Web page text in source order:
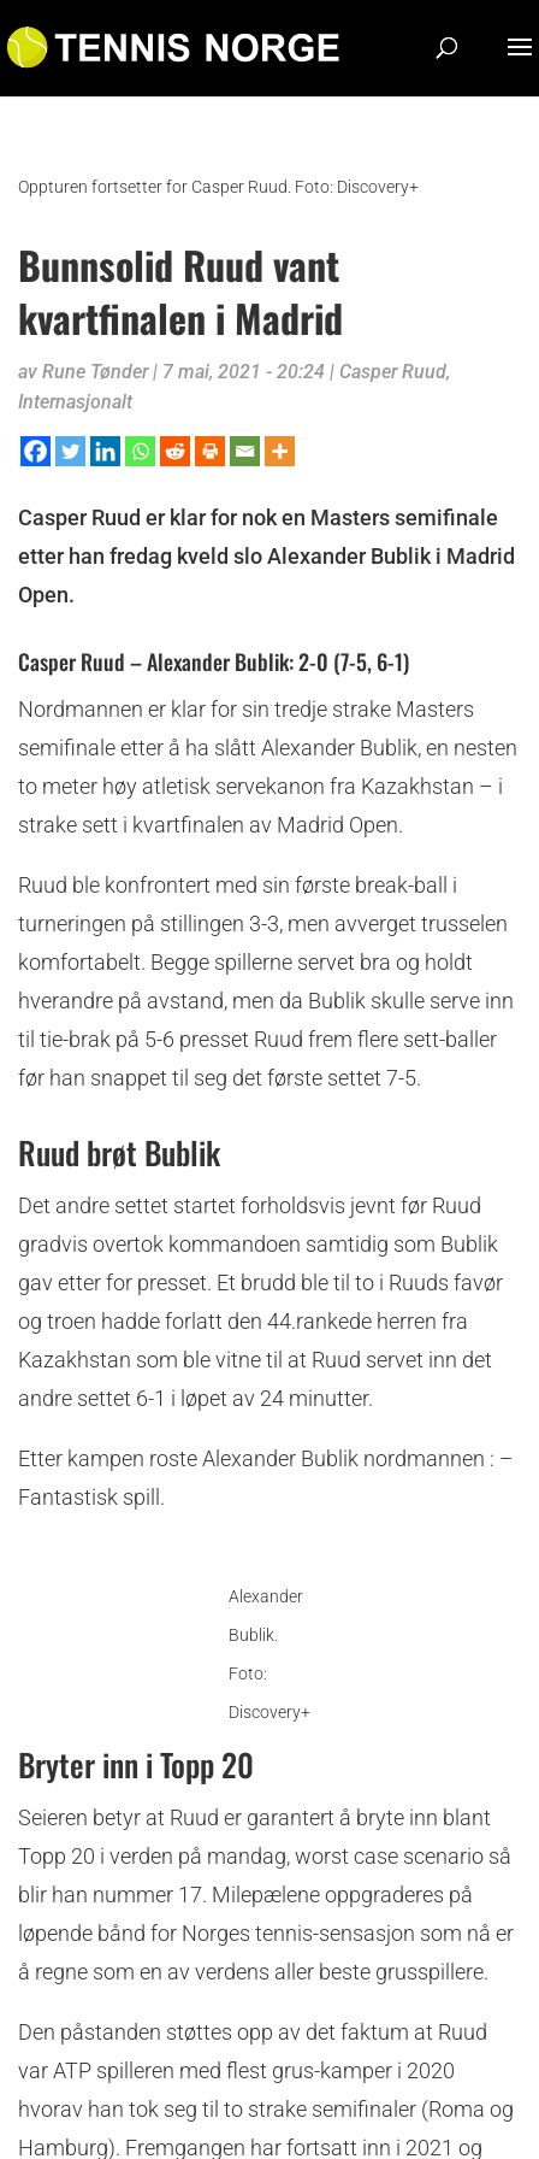
Oppturen fortsetter for Casper Ruud. Foto: Discovery+
Bunnsolid Ruud vant
kvartfinalen i Madrid
av Rune Tønder| 7 mai, 2021 - 20:24 | Casper Ruud,
Internasjonalt
Casper Ruud er klar for nok en Masters semifinale
etter han fredag kveld slo Alexander Bublik i Madrid
Open.
Casper Ruud – Alexander Bublik: 2-0 (7-5, 6-1)
Nordmannen er klar for sin tredje strake Masters
semifinale etter å ha slått Alexander Bublik, en nesten
to meter høy atletisk servekanon fra Kazakhstan – i
strake sett i kvartfinalen av Madrid Open.
Ruud ble konfrontert med sin første break-ball i
turneringen på stillingen 3-3, men avverget trusselen
komfortabelt. Begge spillerne servet bra og holdt
hverandre på avstand, men da Bublik skulle serve inn
til tie-brak på 5-6 presset Ruud frem flere sett-baller
før han snappet til seg det første settet 7-5.
Ruud brøt Bublik
Det andre settet startet forholdsvis jevnt før Ruud
gradvis overtok kommandoen samtidig som Bublik
gav etter for presset. Et brudd ble til to i Ruuds favør
og troen hadde forlatt den 44.rankede herren fra
Kazakhstan som ble vitne til at Ruud servet inn det
andre settet 6-1 i løpet av 24 minutter.
Etter kampen roste Alexander Bublik nordmannen : –
Fantastisk spill.
Alexander
Bublik.
Foto:
Discovery+
Bryter inn i Topp 20
Seieren betyr at Ruud er garantert å bryte inn blant
Topp 20 i verden på mandag, worst case scenario så
blir han nummer 17. Milepælene oppgraderes på
løpende bånd for Norges tennis-sensasjon som nå er
å regne som en av verdens aller beste grusspillere.
Den påstanden støttes opp av det faktum at Ruud
var ATP spilleren med flest grus-kamper i 2020
hvorav han tok seg til to strake semifinaler (Roma og
Hamburg). Fremgangen har fortsatt inn i 2021 og